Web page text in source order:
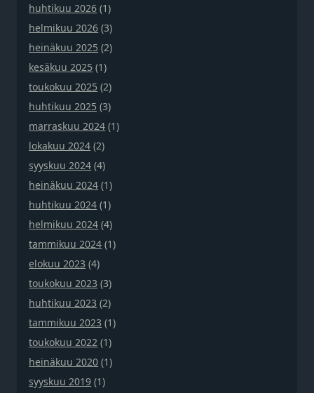
huhtikuu 2026 (1)
helmikuu 2026 (3)
heinäkuu 2025 (2)
kesäkuu 2025 (1)
toukokuu 2025 (2)
huhtikuu 2025 (3)
marraskuu 2024 (1)
lokakuu 2024 (2)
syyskuu 2024 (4)
heinäkuu 2024 (1)
huhtikuu 2024 (1)
helmikuu 2024 (4)
tammikuu 2024 (1)
elokuu 2023 (4)
toukokuu 2023 (3)
huhtikuu 2023 (2)
tammikuu 2023 (1)
toukokuu 2022 (1)
heinäkuu 2020 (1)
syyskuu 2019 (1)